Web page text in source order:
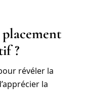
?
révéler la
la